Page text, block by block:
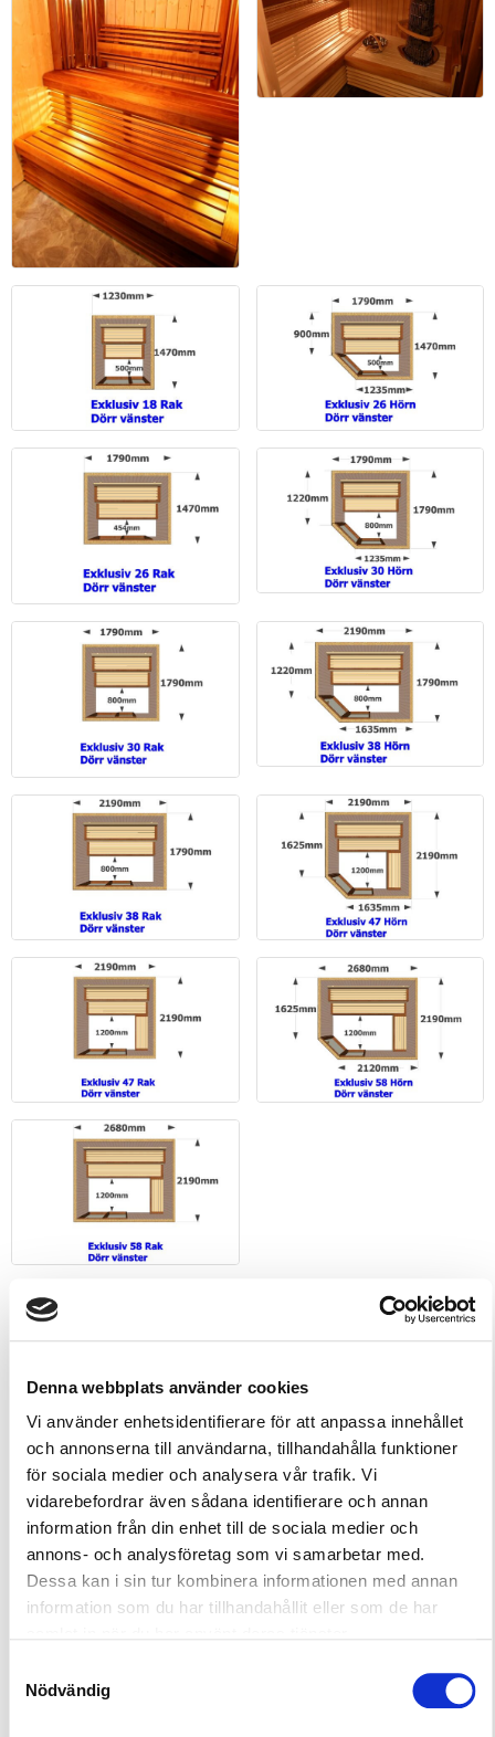
Denna webbplats använder cookies
Vi använder enhetsidentifierare för att anpassa innehållet
och annonserna till användarna, tillhandahålla funktioner
för sociala medier och analysera vår trafik. Vi
vidarebefordrar även sådana identifierare och annan
information från din enhet till de sociala medier och
annons- och analysföretag som vi samarbetar med.
Dessa kan i sin tur kombinera informationen med annan
information som du har tillhandahållit eller som de har
Nödvändig
Beskrivning Mer information
Recensioner (0)
Beskrivning
I alla Exklusiv modeller ingår som standard: lavar,
ryggstöd, dekorraster mellan lavar samt